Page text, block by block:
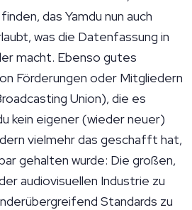
das Yamdu nun auch
was die Datenfassung in
macht. Ebenso gutes
Förderungen oder Mitgliedern
Union), die es
kein eigener (wieder neuer)
vielmehr das geschafft hat,
gehalten wurde: Die großen,
audiovisuellen Industrie zu
Standards zu